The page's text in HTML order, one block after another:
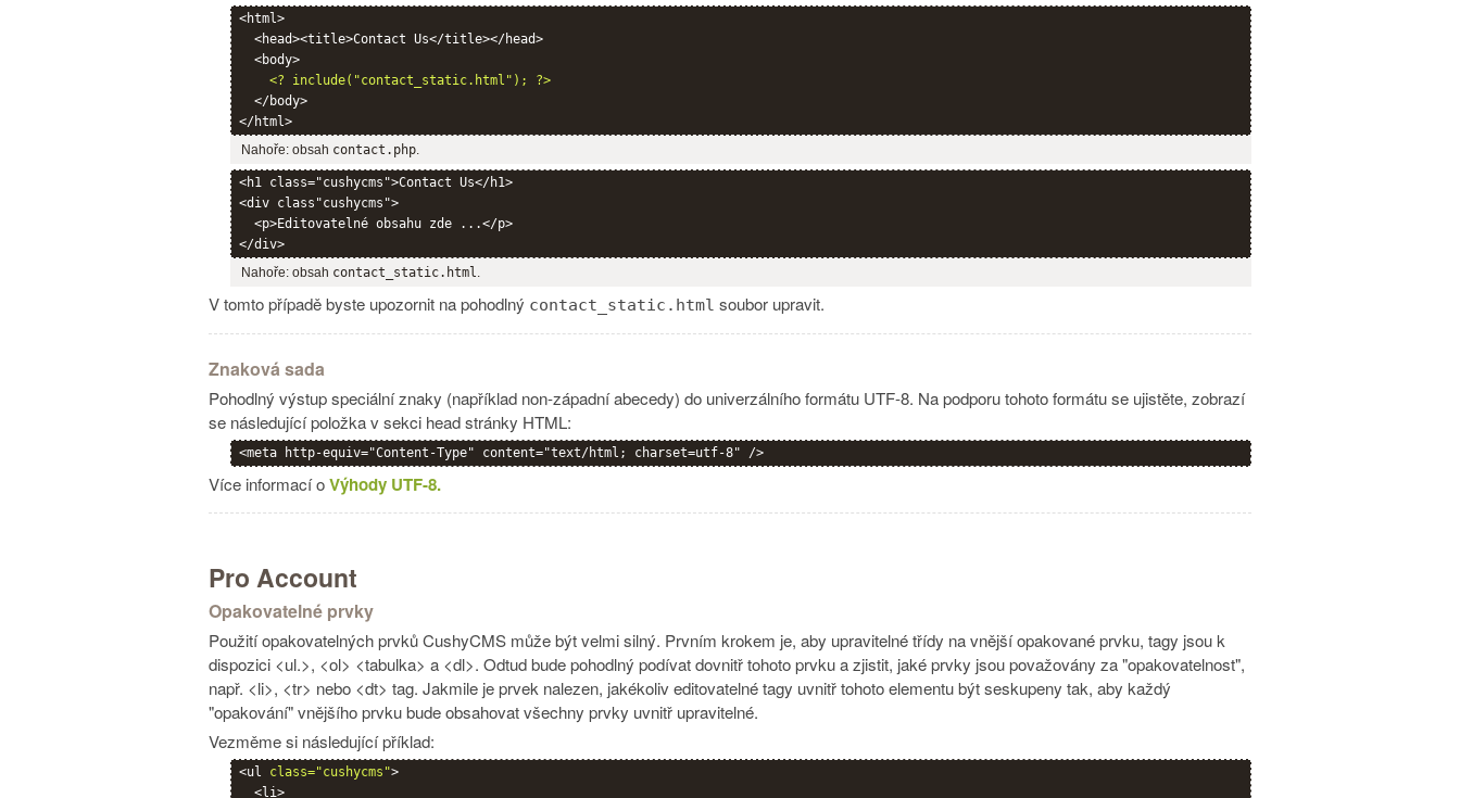
<html>
  <head><title>Contact Us</title></head>
  <body>
<? include("contact_static.html"); ?>
  </body>
Nahoře: obsah contact.php.
<h1 class="cushycms">Contact Us</h1>
<div class"cushycms">
  <p>Editovatelné obsahu zde ...</p>
Nahoře: obsah contact_static.html.
V tomto případě byste upozornit na pohodlný contact_static.html soubor upravit.
Znaková sada
Pohodlný výstup speciální znaky (například non-západní abecedy) do univerzálního formátu UTF-8. Na podporu tohoto formátu se ujistěte, zobrazí
se následující položka v sekci head stránky HTML:
<meta http-equiv="Content-Type" content="text/html; charset=utf-8" />
Více informací oVýhody UTF-8.
Pro Account
Opakovatelné prvky
Použití opakovatelných prvků CushyCMS může být velmi silný. Prvním krokem je, aby upravitelné třídy na vnější opakované prvku, tagy jsou k
dispozici <ul.>, <ol> <tabulka> a <dl>. Odtud bude pohodlný podívat dovnitř tohoto prvku a zjistit, jaké prvky jsou považovány za "opakovatelnost",
např. <li>, <tr> nebo <dt> tag. Jakmile je prvek nalezen, jakékoliv editovatelné tagy uvnitř tohoto elementu být seskupeny tak, aby každý
"opakování" vnějšího prvku bude obsahovat všechny prvky uvnitř upravitelné.
Vezměme si následující příklad:
<ul class="cushycms">
  <li>